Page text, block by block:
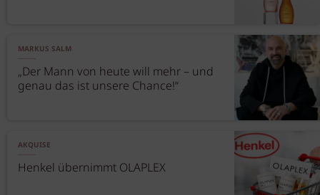
MARKUS SALM
„Der Mann von heute will mehr – und
genau das ist unsere Chance!“
AKQUISE
Henkel übernimmt OLAPLEX